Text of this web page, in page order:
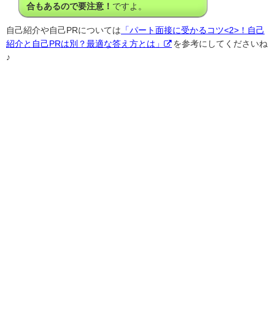
合もあるので要注意！ ですよ。
自己紹介や自己PRについては 「パート面接に受かるコツ<2>！自己
紹介と自己PRは別？最適な答え方とは」
を参考にしてくださいね
♪